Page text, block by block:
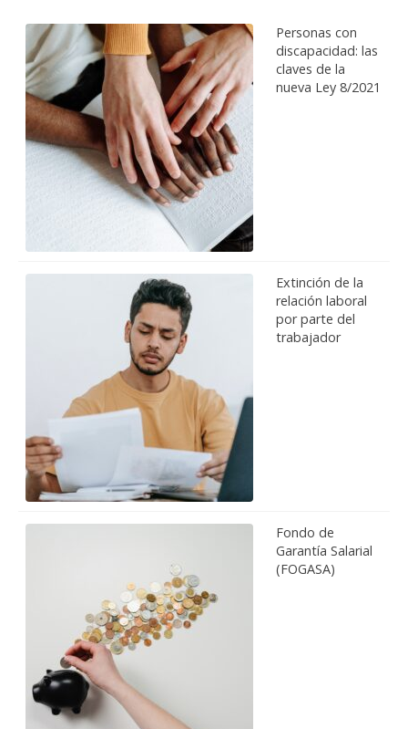
Personas con
discapacidad: las
claves de la
nueva Ley 8/2021
Extinción de la
relación laboral
por parte del
trabajador
Fondo de
Garantía Salarial
(FOGASA)